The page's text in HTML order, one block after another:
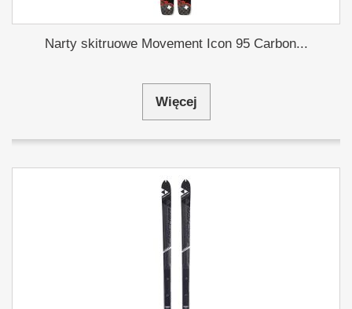
Narty skitruowe Movement Icon 95 Carbon...
Więcej